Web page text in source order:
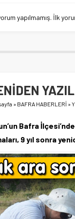
yapılmamış. İlk
» BAFRA HABERLERİ »
Bafra
9 yıl sonra